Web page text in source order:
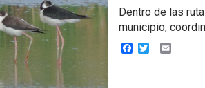
Dentro de las
municipio,
Facebook
TwitterEmail